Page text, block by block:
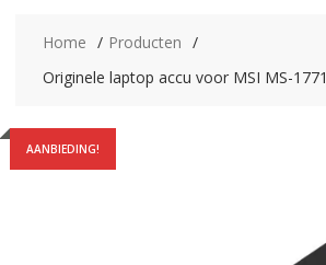
Home
Producten
Originele laptop accu voor MSI MS-1771
AANBIEDING!